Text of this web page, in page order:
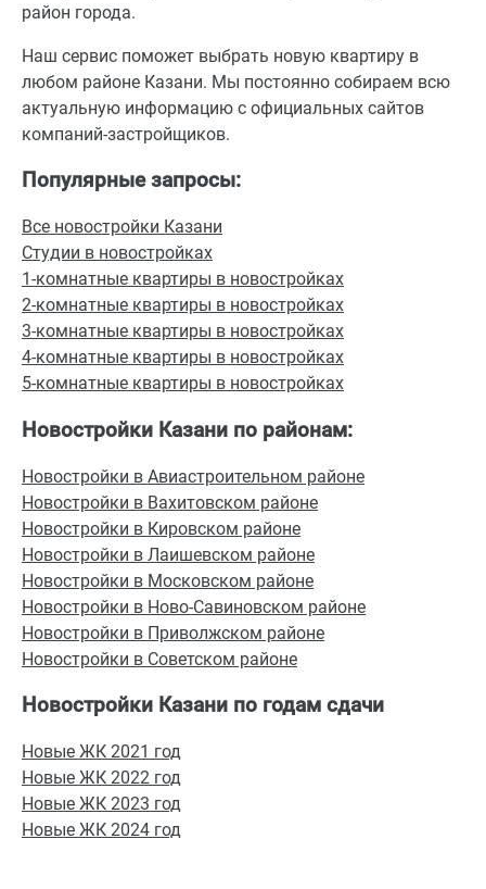
район города.
Наш сервис поможет выбрать новую квартиру в
любом районе Казани. Мы постоянно собираем всю
актуальную информацию с официальных сайтов
компаний-застройщиков.
Популярные запросы:
Все новостройки Казани
Студии в новостройках
1-комнатные квартиры в новостройках
2-комнатные квартиры в новостройках
3-комнатные квартиры в новостройках
4-комнатные квартиры в новостройках
5-комнатные квартиры в новостройках
Новостройки Казани по районам:
Новостройки в Авиастроительном районе
Новостройки в Вахитовском районе
Новостройки в Кировском районе
Новостройки в Лаишевском районе
Новостройки в Московском районе
Новостройки в Ново-Савиновском районе
Новостройки в Приволжском районе
Новостройки в Советском районе
Новостройки Казани по годам сдачи
Новые ЖК 2021 год
Новые ЖК 2022 год
Новые ЖК 2023 год
Новые ЖК 2024 год